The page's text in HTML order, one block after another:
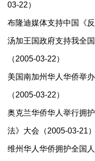
03-22）
布隆迪媒体支持中国《
汤加王国政府支持我全
（2005-03-22）
美国南加州华人华侨举
（2005-03-22）
奥克兰华侨华人举行拥
法》大会（2005-03-21）
维州华人华侨拥护全国